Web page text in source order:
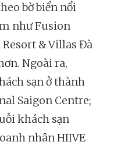
bờ biển nổi
như Fusion
& Villas Đà
Ngoài ra,
sạn ở thành
Saigon Centre;
khách sạn
nhân HIIVE